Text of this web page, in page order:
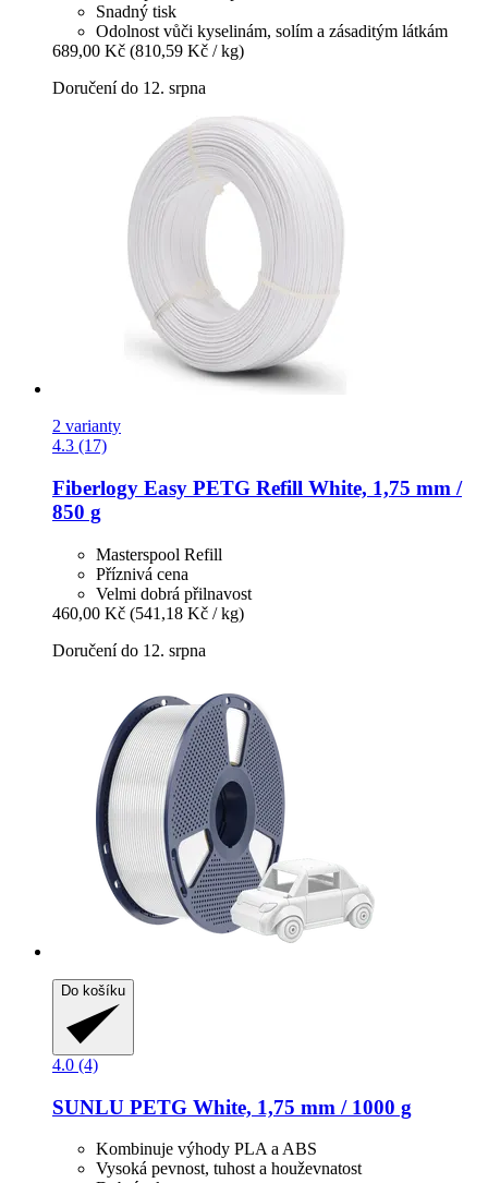
Snadný tisk
Odolnost vůči kyselinám, solím a zásaditým látkám
689,00 Kč (810,59 Kč / kg)
Doručení do 12. srpna
2 varianty
4.3 (17)
Fiberlogy Easy PETG Refill White, 1,75 mm /
850 g
Masterspool Refill
Příznivá cena
Velmi dobrá přilnavost
460,00 Kč (541,18 Kč / kg)
Doručení do 12. srpna
Do košíku
4.0 (4)
SUNLU PETG White, 1,75 mm / 1000 g
Kombinuje výhody PLA a ABS
Vysoká pevnost, tuhost a houževnatost